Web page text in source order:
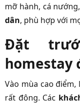
mỡ hành, cá
dân, phù hợp với
Đặt
homestay
Vào mùa cao
rất đông. Các